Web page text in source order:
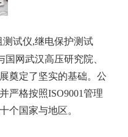
测试仪,继电保护测试
网武汉高压研究院、
奠定了坚实的基础。公
严格按照ISO9001管理
个国家与地区。